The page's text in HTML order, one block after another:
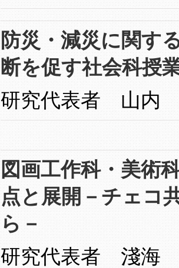
防災・減災に関す
断を促す社会科授
研究代表者 山内
図画工作科・美術
点と展開－チェコ
ら－
研究代表者 淺海